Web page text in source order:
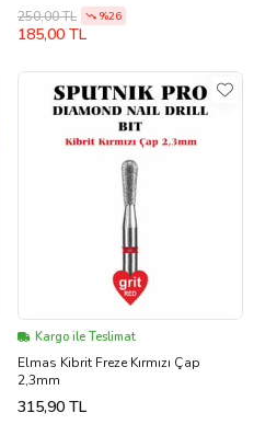
250,00 TL %26
185,00 TL
Kargo ile Teslimat
Elmas Kibrit Freze Kırmızı Çap
2,3mm
315,90 TL